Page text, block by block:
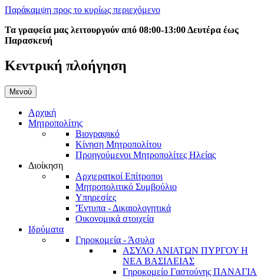
Παράκαμψη προς το κυρίως περιεχόμενο
Τα γραφεία μας λειτουργούν από 08:00-13:00 Δευτέρα έως
Παρασκευή
Κεντρική πλοήγηση
Μενού
Αρχική
Μητροπολίτης
Βιογραφικό
Κίνηση Μητροπολίτου
Προηγούμενοι Μητροπολίτες Ηλείας
Διοίκηση
Αρχιερατκοί Επίτροποι
Μητροπολιτικό Συμβούλιο
Υπηρεσίες
'Έντυπα - Δικαιολογητικά
Οικονομικά στοιχεία
Ιδρύματα
Γηροκομεία - Άσυλα
ΑΣΥΛΟ ΑΝΙΑΤΩΝ ΠΥΡΓΟΥ Η
ΝΕΑ ΒΑΣΙΛΕΙΑΣ
Γηροκομείο Γαστούνης ΠΑΝΑΓΙΑ